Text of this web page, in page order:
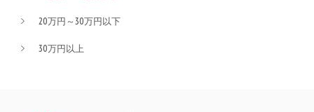
20万円～30万円以下
30万円以上